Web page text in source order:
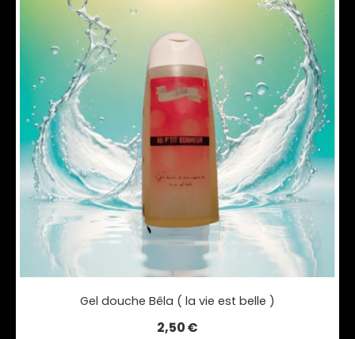
Gel douche Bêla ( la vie est belle )
2,50€